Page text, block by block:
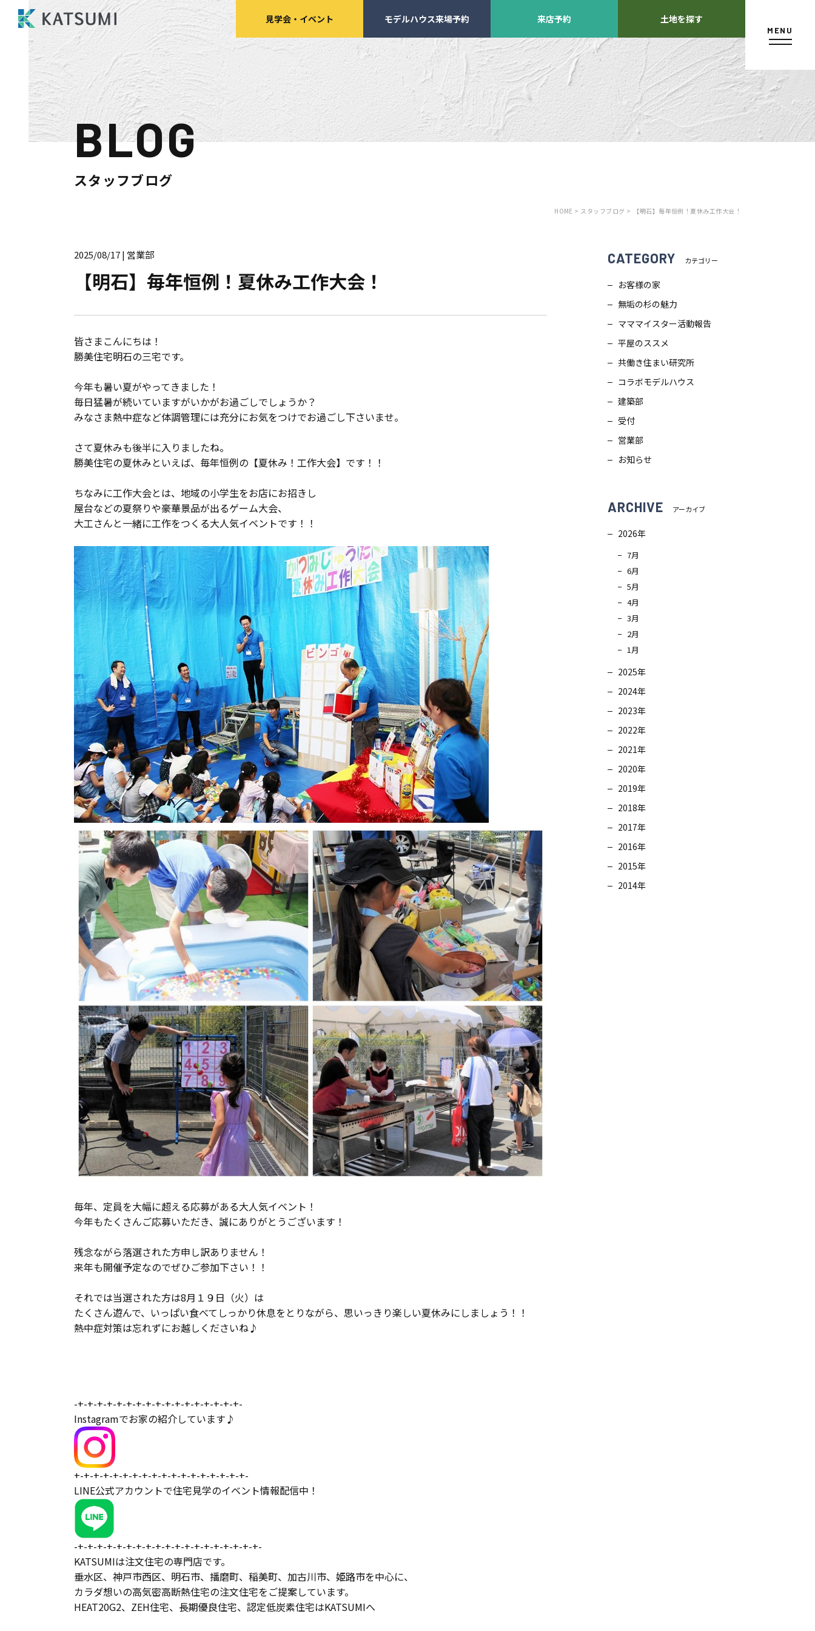
モデルハウス来場予約
物件検索
会員登録
おすすめ分譲地
手間ひまかけた家づくり
KATSUMIの標準仕様 和暮-なごみ-
素材とデザイン
耐震性能+制震性能
断熱・気密性能と快適性
長期優良住宅
ZEH
ラインナップ
モデルハウス紹介
KATSUMIの取り組み
採用情報
よくあるご質問
店舗紹介
スタッフブログ
ZEH普及目標
ソーシャルメディアポリシー
サイトマップ
見学会 ・ イベント モデルハウス来場予約 来店予約 土地を探す
MENU
BLOG
スタッフブログ
HOME > スタッフブログ > 【明石】毎年恒例！夏休み工作大会！
2025/08/17| 営業部
【明石】毎年恒例！夏休み工作大会！
皆さまこんにちは！
勝美住宅明石の三宅です。
今年も暑い夏がやってきました！
毎日猛暑が続いていますがいかがお過ごしでしょうか？
みなさま熱中症など体調管理には充分にお気をつけでお過ごし下さいませ。
さて夏休みも後半に入りましたね。
勝美住宅の夏休みといえば、毎年恒例の【夏休み！工作大会】です！！
ちなみに工作大会とは、地域の小学生をお店にお招きし
屋台などの夏祭りや豪華景品が出るゲーム大会、
大工さんと一緒に工作をつくる大人気イベントです！！
毎年、定員を大幅に超える応募がある大人気イベント！
今年もたくさんご応募いただき、誠にありがとうございます！
残念ながら落選された方申し訳ありません！
来年も開催予定なのでぜひご参加下さい！！
それでは当選された方は8月１９日（火）は
たくさん遊んで、いっぱい食べてしっかり休息をとりながら、思いっきり楽しい夏休みにしましょう！！
熱中症対策は忘れずにお越しくださいね♪
-+-+-+-+-+-+-+-+-+-+-+-+-+-+-+-+-+-
Instagramでお家の紹介しています♪
+-+-+-+-+-+-+-+-+-+-+-+-+-+-+-+-+-+-
LINE公式アカウントで住宅見学のイベント情報配信中！
-+-+-+-+-+-+-+-+-+-+-+-+-+-+-+-+-+-+-+-
KATSUMIは注文住宅の専門店です。
垂水区、神戸市西区、明石市、播磨町、稲美町、加古川市、姫路市を中心に、
カラダ想いの高気密高断熱住宅の注文住宅をご提案しています。
HEAT20G2、ZEH住宅、長期優良住宅、認定低炭素住宅はKATSUMIへ
CATEGORY カテゴリー
お客様の家
無垢の杉の魅力
マママイスター活動報告
平屋のススメ
共働き住まい研究所
コラボモデルハウス
建築部
受付
営業部
お知らせ
ARCHIVE アーカイブ
2026年
7月
6月
5月
4月
3月
2月
1月
2025年
2024年
2023年
2022年
2021年
2020年
2019年
2018年
2017年
2016年
2015年
2014年